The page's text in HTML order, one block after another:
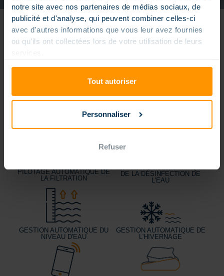
notre site avec nos partenaires de médias sociaux, de
publicité et d'analyse, qui peuvent combiner celles-ci
avec d'autres informations que vous leur avez fournies
ou qu'ils ont collectées lors de votre utilisation de leurs
services.
Tout autoriser
Personnaliser
Refuser
PISCINE CONNECTÉE IMAGI-X
LA SIMPLICITÉ AU QUOTIDIEN
TEMPÉRATURE DE L'EAU
PILOTAGE AUTOMATIQUE DE
LA FILTRATION
DE LA DÉSINFECTION DE
L'EAU
GESTION AUTOMATIQUE DU
NIVEAU D'EAU
GESTION AUTOMATIQUE DE
L'HIVERNAGE